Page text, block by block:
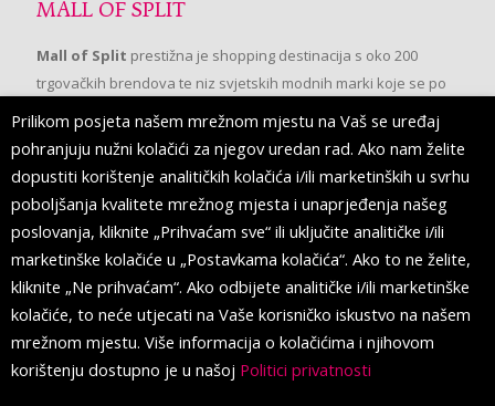
MALL OF SPLIT
Mall of Split prestižna je shopping destinacija s oko 200
trgovačkih brendova te niz svjetskih modnih marki koje se po
prvi put pojavljuju u Splitu.
PRATITE NAS
Prilikom posjeta našem mrežnom mjestu na Vaš se uređaj
pohranjuju nužni kolačići za njegov uredan rad. Ako nam želite
dopustiti korištenje analitičkih kolačića i/ili marketinških u svrhu
poboljšanja kvalitete mrežnog mjesta i unaprjeđenja našeg
poslovanja, kliknite „Prihvaćam sve“ ili uključite analitičke i/ili
marketinške kolačiće u „Postavkama kolačića“. Ako to ne želite,
kliknite „Ne prihvaćam“. Ako odbijete analitičke i/ili marketinške
kolačiće, to neće utjecati na Vaše korisničko iskustvo na našem
mrežnom mjestu. Više informacija o kolačićima i njihovom
korištenju dostupno je u našoj Politici privatnosti